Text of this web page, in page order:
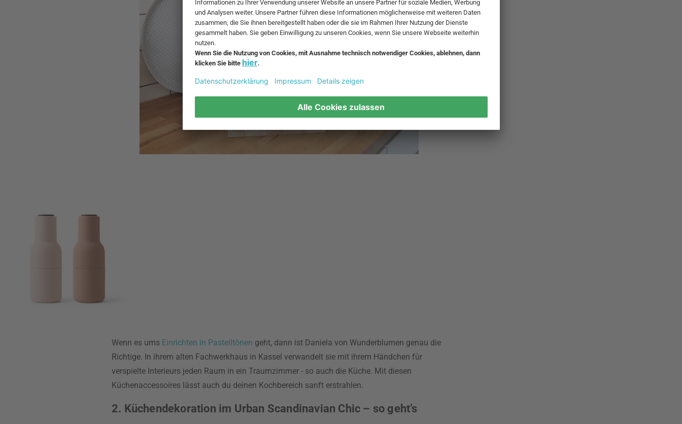
Wenn es ums Einrichten in Pastelltönen geht, dann ist Daniela von Wunderblumen genau die
Richtige. In ihrem alten Fachwerkhaus in Kassel verwandelt sie mit ihrem Händchen für
verspielte Interieurs jeden Raum in ein Traumzimmer - so auch die Küche. Mit diesen
Küchenaccessoires lässt auch du deinen Kochbereich sanft erstrahlen.
2. Küchendekoration im Urban Scandinavian Chic – so geht’s